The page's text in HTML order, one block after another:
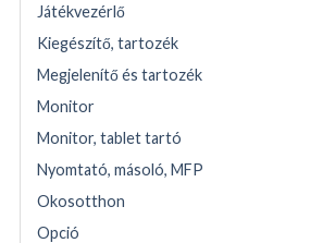
Játékvezérlő
Kiegészítő, tartozék
Megjelenítő és tartozék
Monitor
Monitor, tablet tartó
Nyomtató, másoló, MFP
Okosotthon
Opció